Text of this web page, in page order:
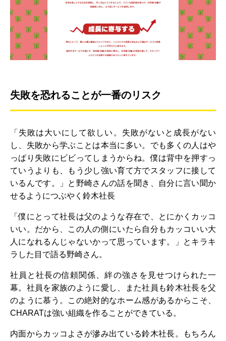
失敗を恐れることが一番のリスク
「失敗は大いにして欲しい。失敗がないと成長がない
し、失敗から学ぶことは本当に多い。でも多くの人はや
っぱり失敗にビビってしまうからね。僕は背中を押すっ
ていうよりも、もう少し強い育て方でスタッフに接して
いるんです。」と野崎さんの話を聞き、自分に言い聞か
せるようにつぶやく鈴木社長
「僕にとって社長は父のような存在で、とにかくカッコ
いい。だから、この人の側にいたら自分もカッコいい大
人になれるんじゃないかって思っています。」とキラキ
ラした目で語る野崎さん。
社員と社長の信頼関係、絆の強さを見せつけられた一
幕。社員を家族のように愛し、また社員も鈴木社長を父
のように慕う。この絶対的なホーム感があるからこそ、
CHARATは強い組織を作ることができている。
内面からカッコよさが滲み出ている鈴木社長。もちろん